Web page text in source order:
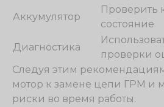
Аккумулятор
Проверить
состояние
Диагностика
проверки
Следуя этим
мотор к замене цепи ГРМ и
риски во время работы.